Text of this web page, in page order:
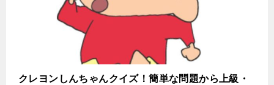
クレヨンしんちゃんクイズ！簡単な問題から上級・